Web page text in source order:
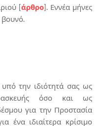
[άρθρο]. Εννέα μήνες
βουνό.
την ιδιότητά σας ως
όσο και ως
για την Προστασία
ένα ιδιαίτερα κρίσιμο